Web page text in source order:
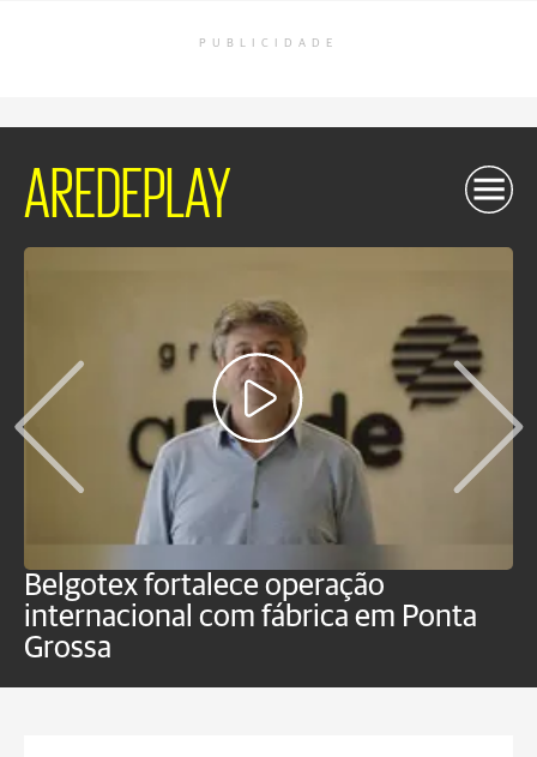
PUBLICIDADE
AREDEPLAY
Belgotex fortalece operação
internacional com fábrica em Ponta
Grossa